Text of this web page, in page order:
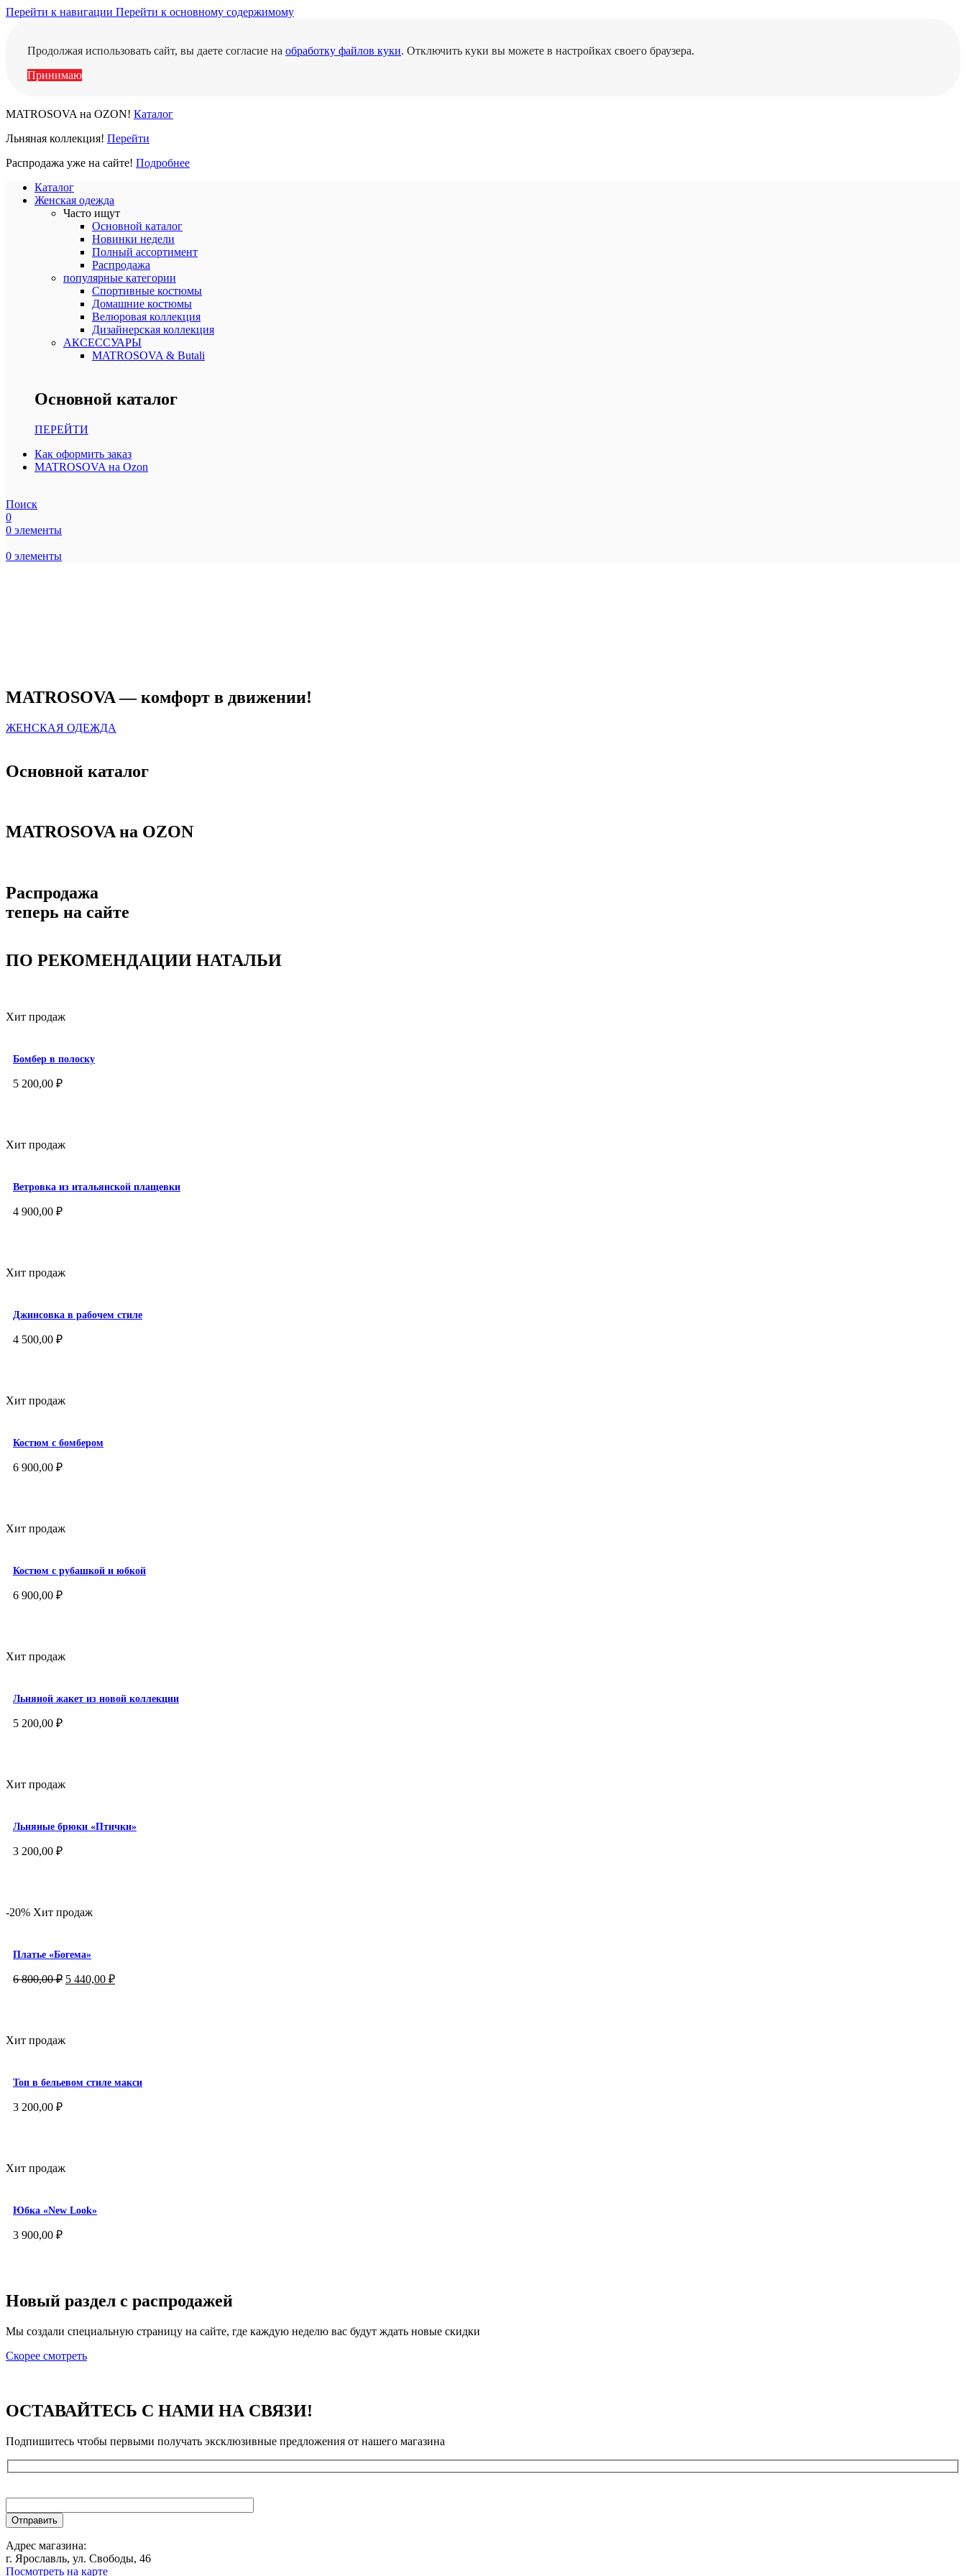
Перейти к навигации Перейти к основному содержимому
Продолжая использовать сайт, вы даете согласие на обработку файлов куки. Отключить куки вы можете в настройках своего браузера.
Принимаю
MATROSOVA на OZON! Каталог
Льняная коллекция! Перейти
Распродажа уже на сайте! Подробнее
Каталог
Женская одежда
Часто ищут
Основной каталог
Новинки недели
Полный ассортимент
Распродажа
популярные категории
Спортивные костюмы
Домашние костюмы
Велюровая коллекция
Дизайнерская коллекция
АКСЕССУАРЫ
MATROSOVA & Butali
Основной каталог
ПЕРЕЙТИ
Как оформить заказ
MATROSOVA на Ozon
Поиск
0
0 элементы
0 элементы
MATROSOVA — комфорт в движении!
ЖЕНСКАЯ ОДЕЖДА
Основной каталог
MATROSOVA на OZON
Распродажа
теперь на сайте
ПО РЕКОМЕНДАЦИИ НАТАЛЬИ
Хит продаж
Бомбер в полоску
5 200,00 ₽
Хит продаж
Ветровка из итальянской плащевки
4 900,00 ₽
Хит продаж
Джинсовка в рабочем стиле
4 500,00 ₽
Хит продаж
Костюм с бомбером
6 900,00 ₽
Хит продаж
Костюм с рубашкой и юбкой
6 900,00 ₽
Хит продаж
Льняной жакет из новой коллекции
5 200,00 ₽
Хит продаж
Льняные брюки «Птички»
3 200,00 ₽
-20% Хит продаж
Платье «Богема»
6 800,00₽ Первоначальная
5 440,00 ₽Текущая
Хит продаж
Топ в бельевом стиле макси
3 200,00 ₽
Хит продаж
Юбка «New Look»
3 900,00 ₽
Новый раздел с распродажей
Мы создали специальную страницу на сайте, где каждую неделю вас будут ждать новые скидки
Скорее смотреть
ОСТАВАЙТЕСЬ С НАМИ НА СВЯЗИ!
Подпишитесь чтобы первыми получать эксклюзивные предложения от нашего магазина
Адрес магазина:
г. Ярославль, ул. Свободы, 46
Посмотреть на карте